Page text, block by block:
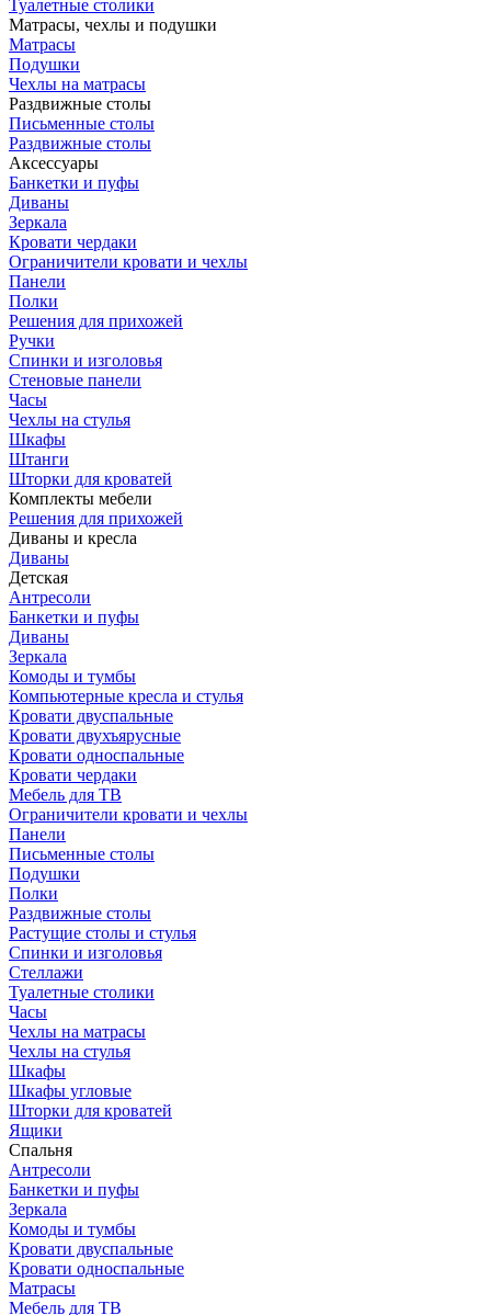
Туалетные столики
Матрасы, чехлы и подушки
Матрасы
Подушки
Чехлы на матрасы
Раздвижные столы
Письменные столы
Раздвижные столы
Аксессуары
Банкетки и пуфы
Диваны
Зеркала
Кровати чердаки
Ограничители кровати и чехлы
Панели
Полки
Решения для прихожей
Ручки
Спинки и изголовья
Стеновые панели
Часы
Чехлы на стулья
Шкафы
Штанги
Шторки для кроватей
Комплекты мебели
Решения для прихожей
Диваны и кресла
Диваны
Детская
Антресоли
Банкетки и пуфы
Диваны
Зеркала
Комоды и тумбы
Компьютерные кресла и стулья
Кровати двуспальные
Кровати двухъярусные
Кровати односпальные
Кровати чердаки
Мебель для ТВ
Ограничители кровати и чехлы
Панели
Письменные столы
Подушки
Полки
Раздвижные столы
Растущие столы и стулья
Спинки и изголовья
Стеллажи
Туалетные столики
Часы
Чехлы на матрасы
Чехлы на стулья
Шкафы
Шкафы угловые
Шторки для кроватей
Ящики
Спальня
Антресоли
Банкетки и пуфы
Зеркала
Комоды и тумбы
Кровати двуспальные
Кровати односпальные
Матрасы
Мебель для ТВ